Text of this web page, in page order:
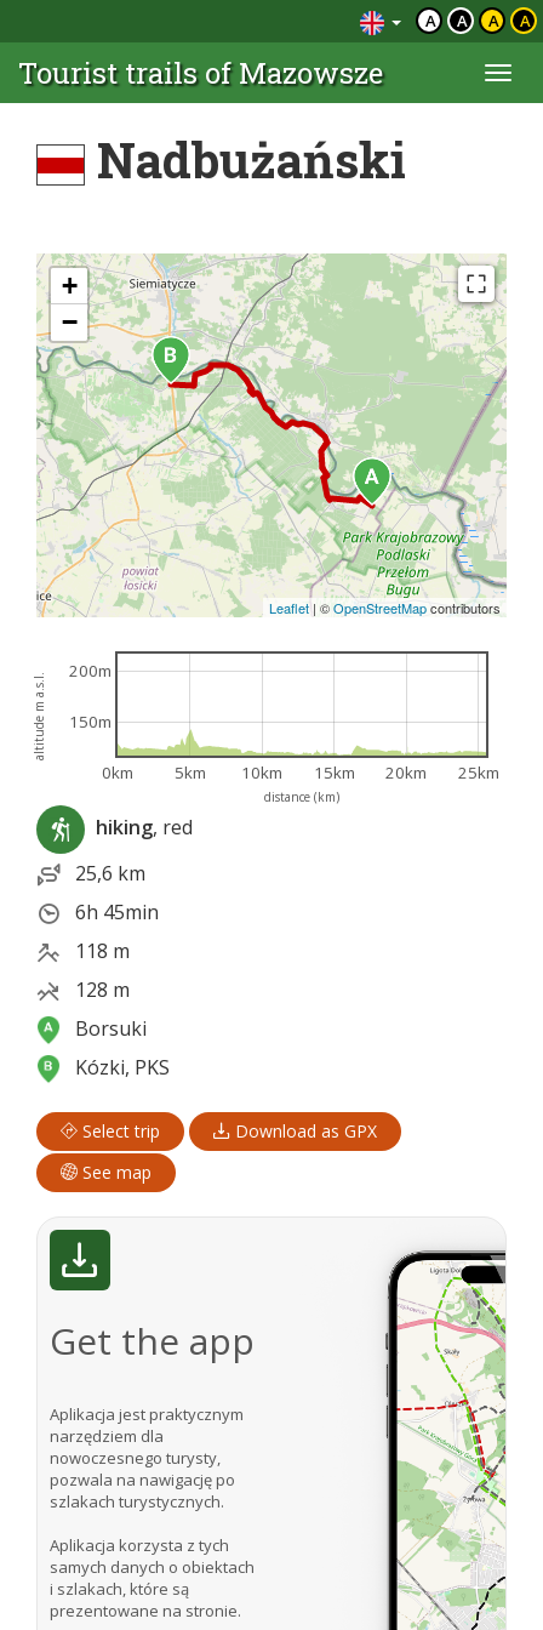
A A A A
Tourist trails of Mazowsze
Nadbużański
+
−
Leaflet | ©OpenStreetMapcontributors
distance (km)
altitude m a.s.l.
0km 5km 10km 15km 20km 25km
150m
200m
hiking, red
25,6 km
6h 45min
118 m
128 m
Borsuki
Kózki, PKS
Select trip
Download as GPX
See map
Get the app
Aplikacja jest praktycznym
narzędziem dla
nowoczesnego turysty,
pozwala na nawigację po
szlakach turystycznych.
Aplikacja korzysta z tych
samych danych o obiektach
i szlakach, które są
prezentowane na stronie.